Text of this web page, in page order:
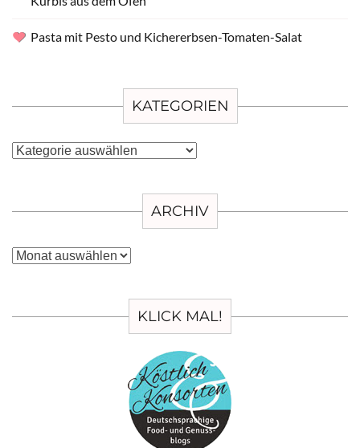
Pasta mit Pesto und Kichererbsen-Tomaten-Salat
KATEGORIEN
Kategorien
ARCHIV
Archiv
KLICK MAL!